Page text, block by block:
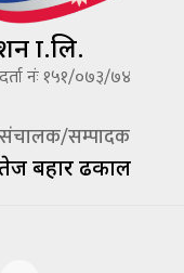
नंः १५१/०७३/७४
संचालक/सम्पादक
बहादूर ढकाल